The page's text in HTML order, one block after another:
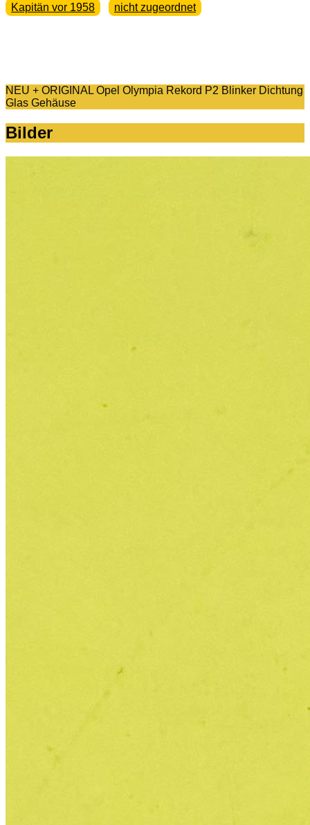
Kapitän vor 1958 nicht zugeordnet
NEU + ORIGINAL Opel Olympia Rekord P2 Blinker Dichtung
Glas Gehäuse
Bilder